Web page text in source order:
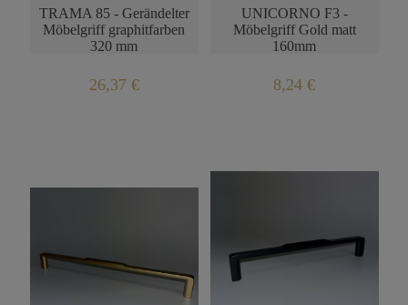
TRAMA 85 - Gerändelter
Möbelgriff graphitfarben
320 mm
26,37 €
UNICORNO F3 -
Möbelgriff Gold matt
160mm
8,24 €